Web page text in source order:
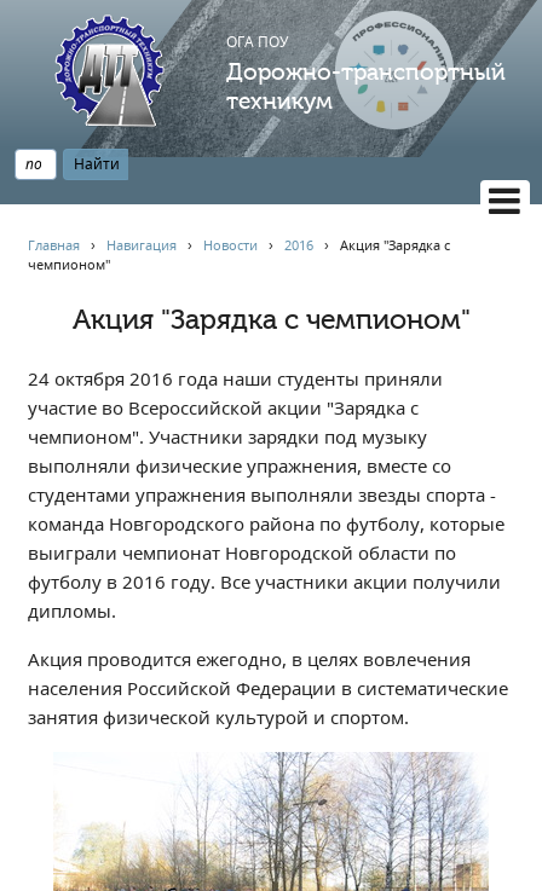
ОГА ПОУ
Дорожно-транспортный
техникум
НАВИГАЦИЯ
Главная
АБИТУРИЕНТУ
Опрос по качеству образования
Наблюдательный совет
Информация
Независимая оценка качества
Профориентация
Контакты
Региональный центр по профилактике ДДТТ
Учебно-производственный комплекс
Противодействие коррупции
Всероссийское чемпионатное движение
Региональная инновационная площадка
Главная › Навигация › Новости ›2016 ›Акция "Зарядка с
чемпионом"
Акция "Зарядка с чемпионом"
24 октября 2016 года наши студенты приняли
участие во Всероссийской акции "Зарядка с
чемпионом". Участники зарядки под музыку
выполняли физические упражнения, вместе со
студентами упражнения выполняли звезды спорта -
команда Новгородского района по футболу, которые
выиграли чемпионат Новгородской области по
футболу в 2016 году. Все участники акции получили
дипломы.
Акция проводится ежегодно, в целях вовлечения
населения Российской Федерации в систематические
занятия физической культурой и спортом.